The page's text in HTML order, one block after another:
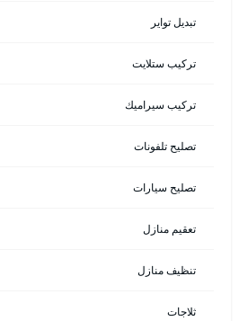
تبديل تواير
تركيب ستلايت
تركيب سيراميك
تصليح تلفونات
تصليح سيارات
تعقيم منازل
تنظيف منازل
ثلاجات